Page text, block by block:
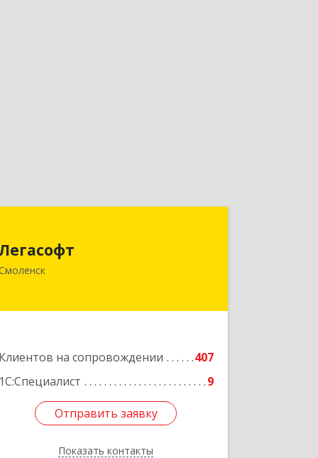
Клиентов на сопровождении
407
1С:Специалист
9
Отправить заявку
Показать контакты
214018, Смоленская обл, Смоленск г,
Ново-Рославльская ул, дом № 13
Подробнее
Отправить заявку
Назад